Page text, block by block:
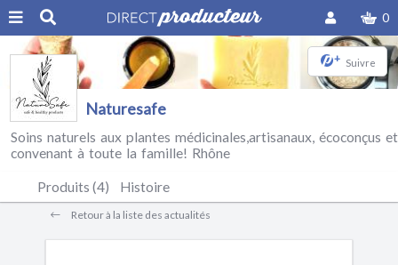
0
+ Suivre
Naturesafe
Soins naturels aux plantes médicinales,artisanaux, écoconçus et
convenant à toute la famille! Rhône
Produits (4) Histoire
Retour à la liste des actualités